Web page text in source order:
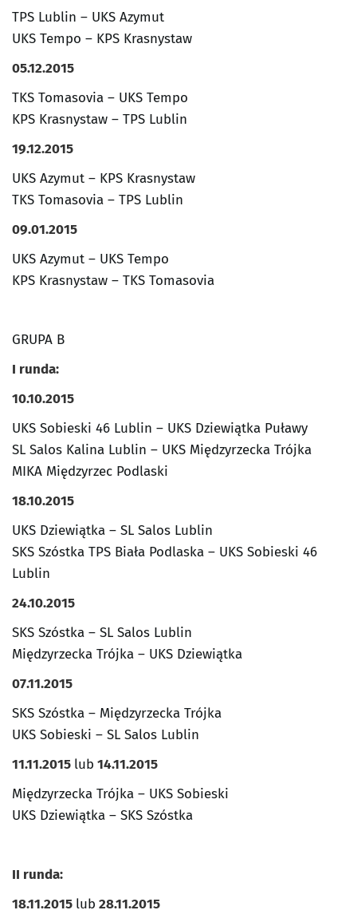
TPS Lublin – UKS Azymut
UKS Tempo – KPS Krasnystaw
05.12.2015
TKS Tomasovia – UKS Tempo
KPS Krasnystaw – TPS Lublin
19.12.2015
UKS Azymut – KPS Krasnystaw
TKS Tomasovia – TPS Lublin
09.01.2015
UKS Azymut – UKS Tempo
KPS Krasnystaw – TKS Tomasovia
GRUPA B
I runda:
10.10.2015
UKS Sobieski 46 Lublin – UKS Dziewiątka Puławy
SL Salos Kalina Lublin – UKS Międzyrzecka Trójka
MIKA Międzyrzec Podlaski
18.10.2015
UKS Dziewiątka – SL Salos Lublin
SKS Szóstka TPS Biała Podlaska – UKS Sobieski 46
Lublin
24.10.2015
SKS Szóstka – SL Salos Lublin
Międzyrzecka Trójka – UKS Dziewiątka
07.11.2015
SKS Szóstka – Międzyrzecka Trójka
UKS Sobieski – SL Salos Lublin
11.11.2015 lub 14.11.2015
Międzyrzecka Trójka – UKS Sobieski
UKS Dziewiątka – SKS Szóstka
II runda:
18.11.2015 lub 28.11.2015